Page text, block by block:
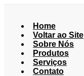
Home
Voltar ao Site
Sobre Nós
Produtos
Serviços
Contato